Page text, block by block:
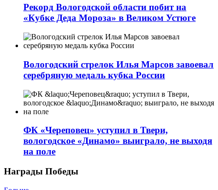
Рекорд Вологодской области побит на
«Кубке Деда Мороза» в Великом Устюге
Вологодский стрелок Илья Марсов завоевал
серебряную медаль кубка России
ФК «Череповец» уступил в Твери,
вологодское «Динамо» выиграло, не выходя
на поле
Награды Победы